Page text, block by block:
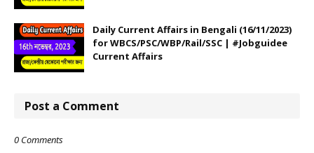
Daily Current Affairs in Bengali (16/11/2023)
for WBCS/PSC/WBP/Rail/SSC | #Jobguidee
Current Affairs
Post a Comment
0 Comments